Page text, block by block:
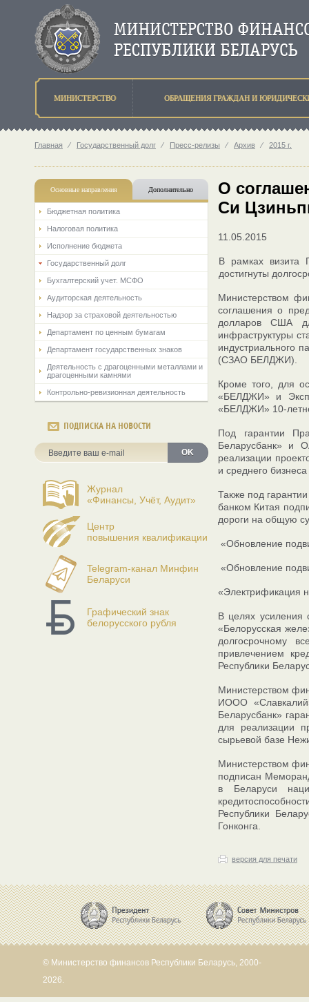
МИНИСТЕРСТВО ОБРАЩЕНИЯ ГРАЖДАН И
Главная ⁄ Государственный долг ⁄ Пресс-релизы ⁄ Архив ⁄ 2015 г.
Основные направления Дополнительно
Бюджетная политика
Налоговая политика
Исполнение бюджета
Государственный долг
Бухгалтерский учет. МСФО
Аудиторская деятельность
Надзор за страховой деятельностью
Департамент по ценным бумагам
Департамент государственных знаков
Деятельность с драгоценными металлами и
драгоценными камнями
Контрольно-ревизионная деятельность
ПОДПИСКА НА НОВОСТИ
OK
Журнал
«Финансы, Учёт, Аудит»
Центр
повышения квалификации
Telegram-канал Минфин
Беларуси
Графический знак
белорусского рубля
О
Си
11.05.2015
В рамках визита
достигнуты
Министерством
соглашения о
долларов США
инфраструктуры
индустриального
(СЗАО БЕЛДЖИ).
Кроме того, для
«БЕЛДЖИ» и
«БЕЛДЖИ» 10-
Под гарантии
Беларусбанк» и
реализации
и среднего
Также под
банком Китая
дороги на общую
«Обновление
«Обновление
«Электрификация
В целях усиления
«Белорусская
долгосрочному
привлечением
Республики
Министерством
ИООО
Беларусбанк»
для реализации
сырьевой базе
Министерством
подписан
в Беларуси
Республики
Гонконга.
версия для печати
© Министерство финансов Республики Беларусь, 2000-
2026.